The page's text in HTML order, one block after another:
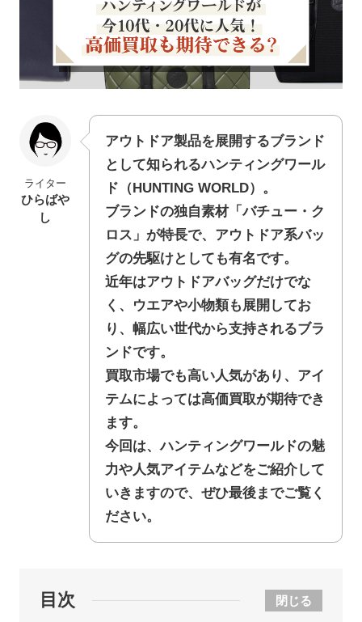
ライター
ひらばや
し
アウトドア製品を展開するブランド
として知られるハンティングワール
ド（HUNTING WORLD）。
ブランドの独自素材「バチュー・ク
ロス」が特長で、アウトドア系バッ
グの先駆けとしても有名です。
近年はアウトドアバッグだけでな
く、ウエアや小物類も展開してお
り、幅広い世代から支持されるブラ
ンドです。
買取市場でも高い人気があり、アイ
テムによっては高価買取が期待でき
ます。
今回は、ハンティングワールドの魅
力や人気アイテムなどをご紹介して
いきますので、ぜひ最後までご覧く
ださい。
目次 閉じる